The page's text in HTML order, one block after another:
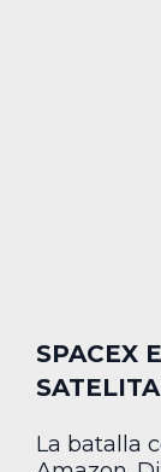
SPACEX
La batalla